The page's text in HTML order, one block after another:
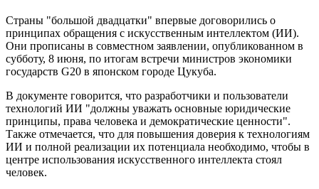
Страны "большой двадцатки" впервые договорились о
принципах обращения с искусственным интеллектом (ИИ).
Они прописаны в совместном заявлении, опубликованном в
субботу, 8 июня, по итогам встречи министров экономики
государств G20 в японском городе Цукуба.
В документе говорится, что разработчики и пользователи
технологий ИИ "должны уважать основные юридические
принципы, права человека и демократические ценности".
Также отмечается, что для повышения доверия к технологиям
ИИ и полной реализации их потенциала необходимо, чтобы в
центре использования искусственного интеллекта стоял
человек.